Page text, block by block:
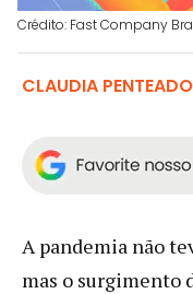
Crédito: Fast Company
CLAUDIA PENTEADO
A pandemia não
mas o surgimento